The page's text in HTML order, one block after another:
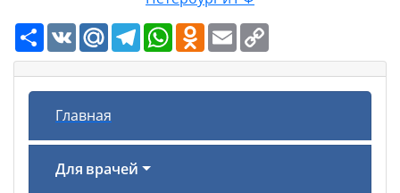
Ресурс
VK Mail.RuTelegramWhatsAppOdnoklassniki
Email
Главная
Для врачей